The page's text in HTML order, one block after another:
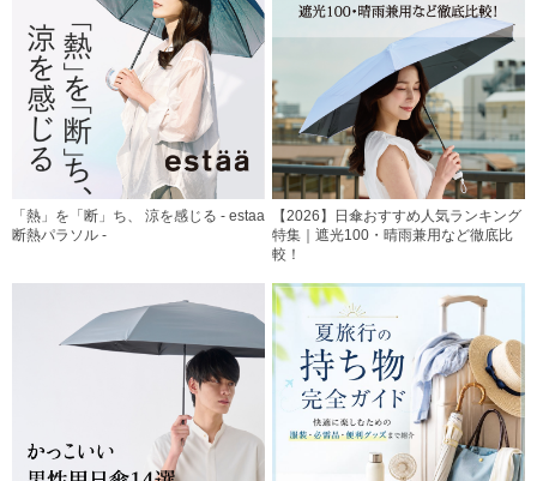
「熱」を「断」ち、 涼を感じる - estaa
断熱パラソル -
【2026】日傘おすすめ人気ランキング
特集｜遮光100・晴雨兼用など徹底比
較！